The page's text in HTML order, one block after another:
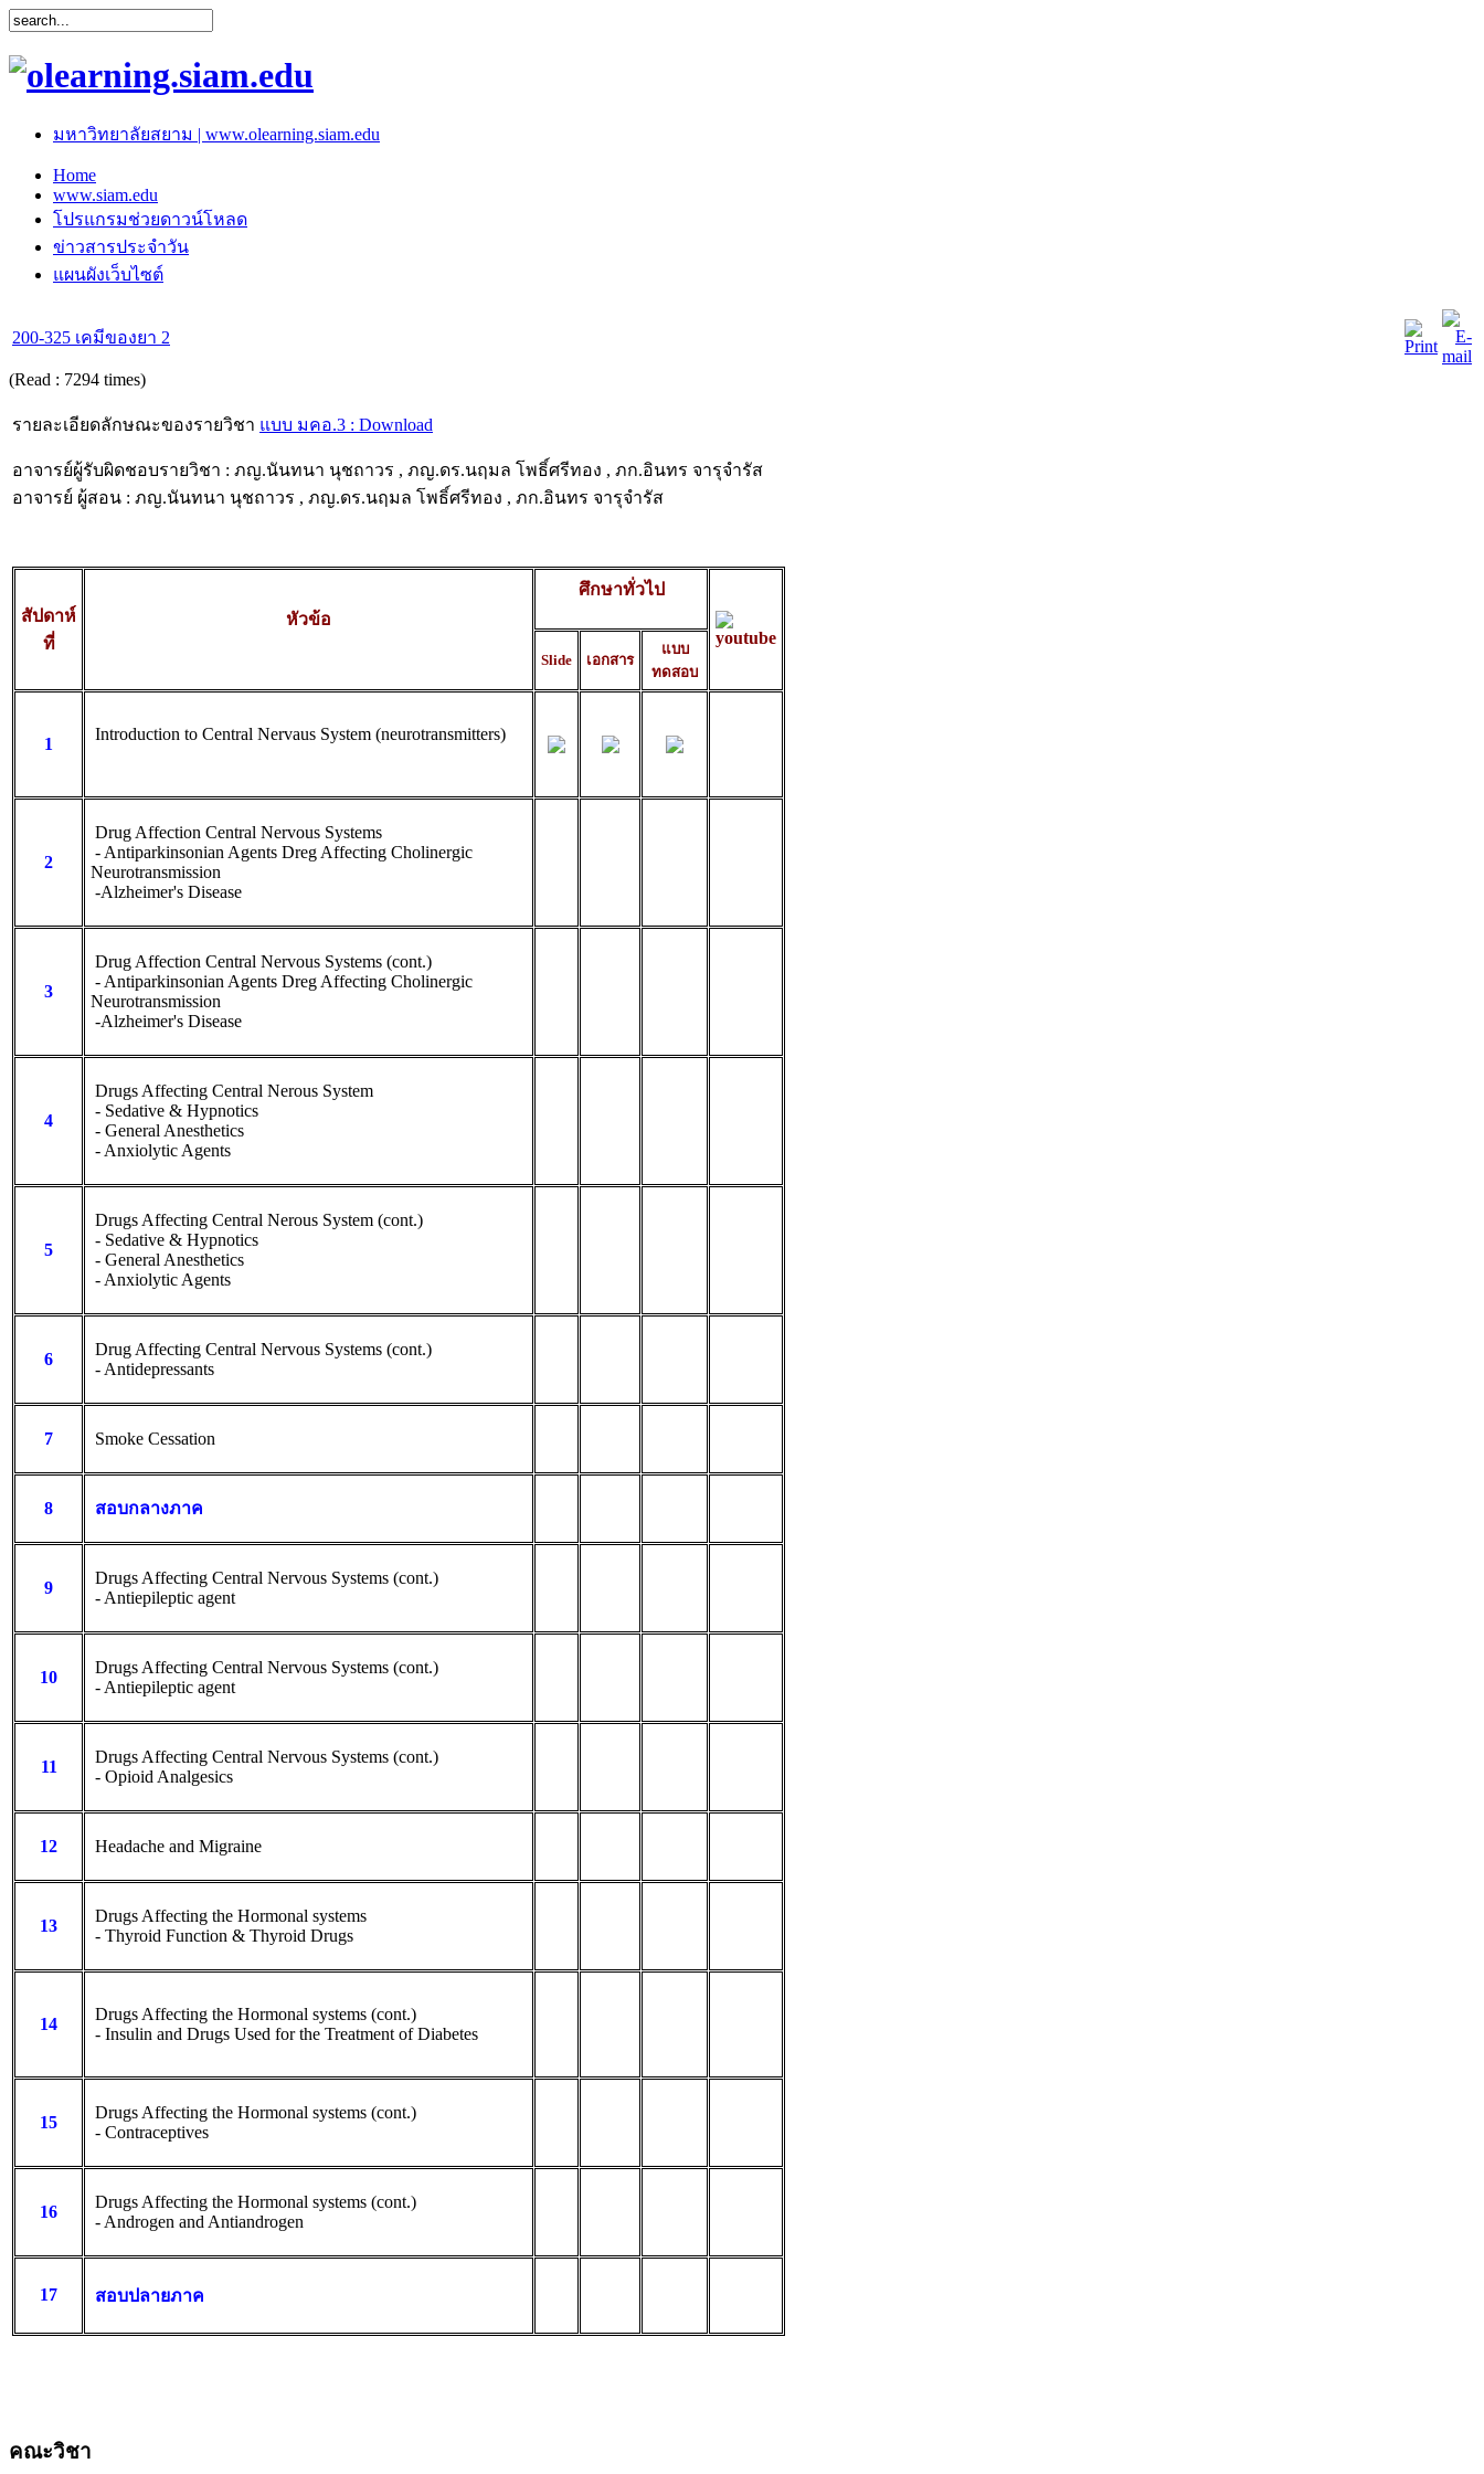
มหาวิทยาลัยสยาม | www.olearning.siam.edu
Home
www.siam.edu
โปรแกรมช่วยดาวน์โหลด
ข่าวสารประจำวัน
แผนผังเว็บไซต์
200-325 เคมีของยา 2
(Read : 7294 times)
รายละเอียดลักษณะของรายวิชา แบบ มคอ.3 : Download
อาจารย์ผู้รับผิดชอบรายวิชา : ภญ.นันทนา นุชถาวร , ภญ.ดร.นฤมล โพธิ์ศรีทอง , ภก.อินทร จารุจำรัส
อาจารย์ ผู้สอน : ภญ.นันทนา นุชถาวร , ภญ.ดร.นฤมล โพธิ์ศรีทอง , ภก.อินทร จารุจำรัส
สัปดาห์
ที่
หัวข้อ
ศึกษาทั่วไป
Slide เอกสาร
แบบ
ทดสอบ
1
Introduction to Central Nervaus System (neurotransmitters)
2
Drug Affection Central Nervous Systems
- Antiparkinsonian Agents Dreg Affecting Cholinergic
Neurotransmission
-Alzheimer's Disease
3
Drug Affection Central Nervous Systems (cont.)
- Antiparkinsonian Agents Dreg Affecting Cholinergic
Neurotransmission
-Alzheimer's Disease
4
Drugs Affecting Central Nerous System
- Sedative & Hypnotics
- General Anesthetics
- Anxiolytic Agents
5
Drugs Affecting Central Nerous System (cont.)
- Sedative & Hypnotics
- General Anesthetics
- Anxiolytic Agents
6
Drug Affecting Central Nervous Systems (cont.)
- Antidepressants
7 Smoke Cessation
8 สอบกลางภาค
9
Drugs Affecting Central Nervous Systems (cont.)
- Antiepileptic agent
10
Drugs Affecting Central Nervous Systems (cont.)
- Antiepileptic agent
11
Drugs Affecting Central Nervous Systems (cont.)
- Opioid Analgesics
12 Headache and Migraine
13
Drugs Affecting the Hormonal systems
- Thyroid Function & Thyroid Drugs
14
Drugs Affecting the Hormonal systems (cont.)
- Insulin and Drugs Used for the Treatment of Diabetes
15
Drugs Affecting the Hormonal systems (cont.)
- Contraceptives
16
Drugs Affecting the Hormonal systems (cont.)
- Androgen and Antiandrogen
17 สอบปลายภาค
คณะวิชา